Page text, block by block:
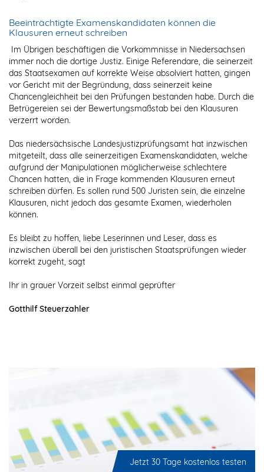
Beeinträchtigte Examenskandidaten können die
Klausuren erneut schreiben
Im Übrigen beschäftigen die Vorkommnisse in Niedersachsen
immer noch die dortige Justiz. Einige Referendare, die seinerzeit
das Staatsexamen auf korrekte Weise absolviert hatten, gingen
vor Gericht mit der Begründung, dass seinerzeit keine
Chancengleichheit bei den Prüfungen bestanden habe. Durch die
Betrügereien sei der Bewertungsmaßstab bei den Klausuren
verzerrt worden.
Das niedersächsische Landesjustizprüfungsamt hat inzwischen
mitgeteilt, dass alle seinerzeitigen Examenskandidaten, welche
aufgrund der Manipulationen möglicherweise schlechtere
Chancen hatten, die in Frage kommenden Klausuren erneut
schreiben dürfen. Es sollen rund 500 Juristen sein, die einzelne
Klausuren, nicht jedoch das gesamte Examen, wiederholen
können.
Es bleibt zu hoffen, liebe Leserinnen und Leser, dass es
inzwischen überall bei den juristischen Staatsprüfungen wieder
korrekt zugeht, sagt
Ihr in grauer Vorzeit selbst einmal geprüfter
Gotthilf Steuerzahler
Jetzt 30 Tage kostenlos testen